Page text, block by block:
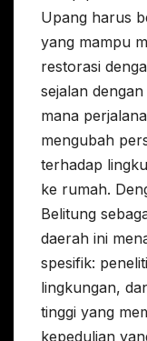
Upang harus
yang mampu
restorasi
sejalan
mana
mengubah
terhadap
ke rumah.
Belitung
daerah ini
spesifik:
lingkungan,
tinggi yang
kepedulian